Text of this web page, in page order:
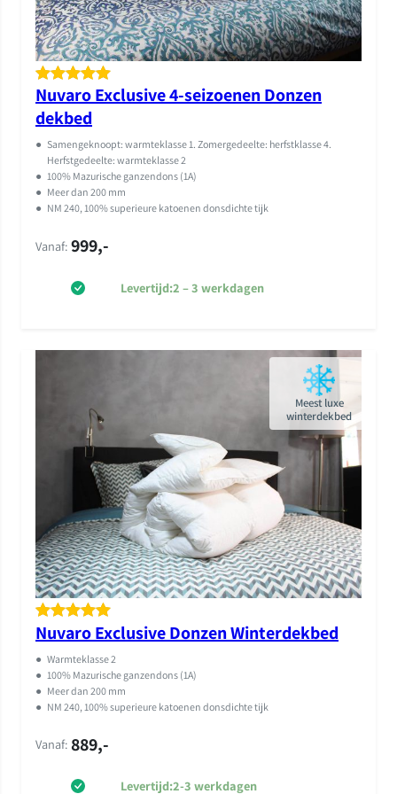
Gewaardeer
d5.00op 5
gebaseerd
op
1
klant
waardering
Nuvaro Exclusive 4-seizoenen Donzen
dekbed
● Samengeknoopt: warmteklasse 1. Zomergedeelte: herfstklasse 4.
Herfstgedeelte: warmteklasse 2
● 100% Mazurische ganzendons (1A)
● Meer dan 200 mm
● NM 240, 100% superieure katoenen donsdichte tijk
Vanaf: 999,-
Levertijd:2 – 3 werkdagen
Meest luxe
winterdekbed
Gewaardeer
op 5
gebaseerd
op
2
klant
n
Nuvaro Exclusive Donzen Winterdekbed
● Warmteklasse 2
● 100% Mazurische ganzendons (1A)
● Meer dan 200 mm
● NM 240, 100% superieure katoenen donsdichte tijk
Vanaf: 889,-
Levertijd:2-3 werkdagen